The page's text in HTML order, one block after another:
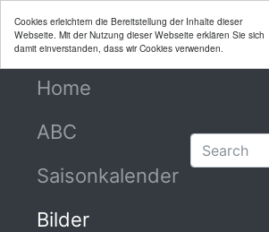
Cookies erleichtern die Bereitstellung der Inhalte dieser
Webseite. Mit der Nutzung dieser Webseite erklären Sie sich
damit einverstanden, dass wir Cookies verwenden.
Home
ABC
Saisonkalender
Bilder